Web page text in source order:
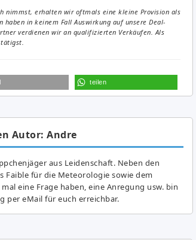
nimmst, erhalten wir oftmals eine kleine Provision als
in keinem Fall Auswirkung auf unsere Deal-
verdienen wir an qualifizierten Verkäufen. Als
tätigst.
teilen
Autor: Andre
aus Leidenschaft. Neben den
Fai­ble für die Meteorologie sowie dem
eine Frage haben, eine Anregung usw. bin
per eMail für euch erreichbar.